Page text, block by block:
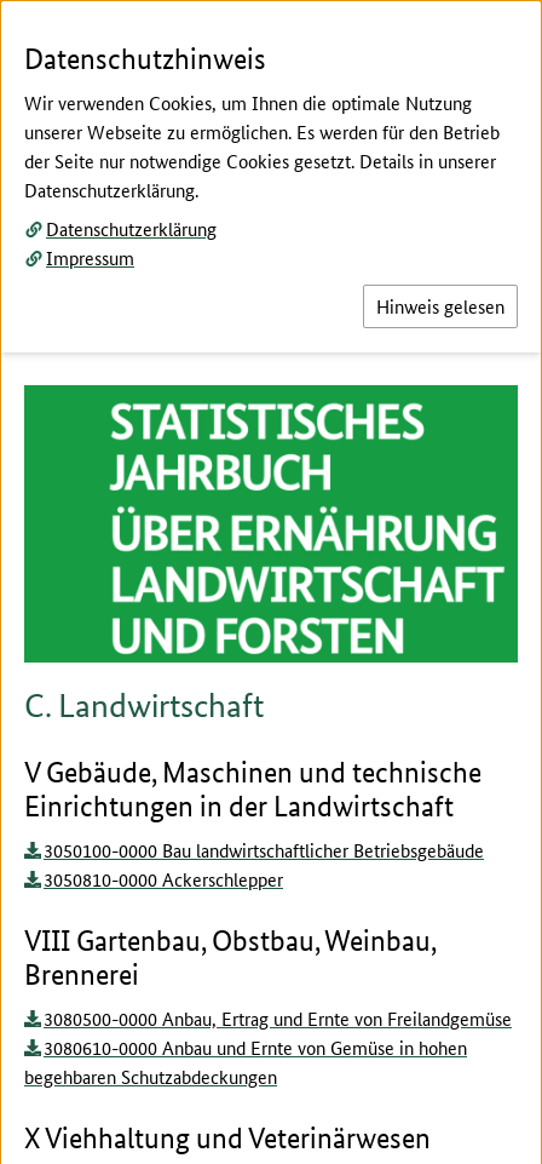
Hier beginnt der Hauptinhalt dieser Seite
Jahrbuchtabellen aktualisiert
Hier finden Sie die im Juli 2026 aktualisierten
Tabellen des Statistischen Jahrbuchs.
C. Landwirtschaft
V Gebäude, Maschinen und technische
Einrichtungen in der Landwirtschaft
3050100-0000 Bau landwirtschaftlicher Betriebsgebäude
3050810-0000 Ackerschlepper
VIII Gartenbau, Obstbau, Weinbau,
Brennerei
3080500-0000 Anbau, Ertrag und Ernte von Freilandgemüse
3080610-0000 Anbau und Ernte von Gemüse in hohen
begehbaren Schutzabdeckungen
X Viehhaltung und Veterinärwesen
Datenschutzhinweis
Wir verwenden Cookies, um Ihnen die optimale Nutzung
unserer Webseite zu ermöglichen. Es werden für den Betrieb
der Seite nur notwendige Cookies gesetzt. Details in unserer
Datenschutzerklärung.
Datenschutzerklärung
Impressum
Hinweis gelesen